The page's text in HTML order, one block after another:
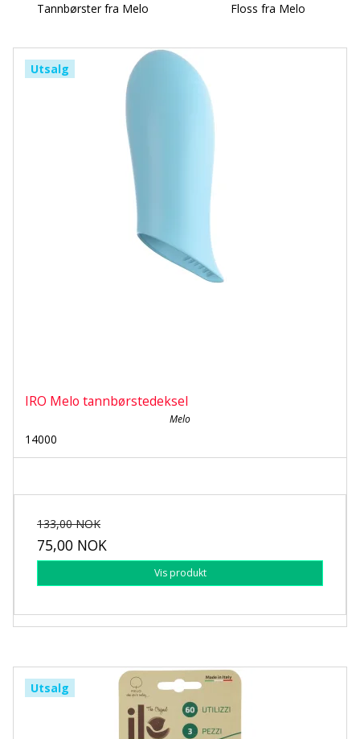
Tannbørster fra Melo Floss fra Melo
Utsalg
IRO Melo tannbørstedeksel
Melo
14000
133,00 NOK
75,00 NOK
Vis produkt
Utsalg